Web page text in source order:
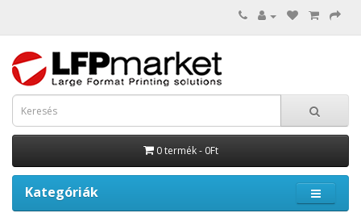
0 termék - 0Ft
Kategóriák